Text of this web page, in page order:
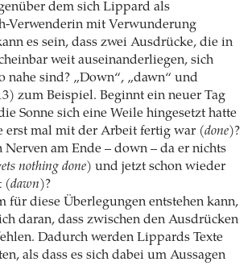
dem sich Lippard als
Verwenderin mit Verwunderung
es sein, dass zwei Ausdrücke, die in
weit auseinanderliegen, sich
nahe sind? „Down“, „dawn“ und
zum Beispiel. Beginnt ein neuer Tag
Sonne sich eine Weile hingesetzt hatte
erst mal mit der Arbeit fertig war (done)?
am Ende – down – da er nichts
nothing done) und jetzt schon wieder
(dawn)?
für diese Überlegungen entstehen kann,
daran, dass zwischen den Ausdrücken
Dadurch werden Lippards Texte
als dass es sich dabei um Aussagen